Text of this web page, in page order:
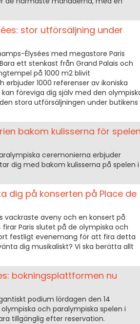
stor utförsäljning under
Élysées med megastore Paris
ett stenkast från Grand Palais och
på 1000 m2 blivit
1000 referenser av ikoniska
föreviga dig själv med den
stora utförsäljningen under butikens
bakom kulisserna för
ceremonierna erbjuder
dig med bakom kulisserna på spelen i
dig på konserten på Place de
vackraste aveny och en konsert på
Paris slutet på de olympiska och
festligt evenemang för att fira detta
dig musikaliskt? Vi ska berätta allt
bokningsplattformen nu
podium lördagen den 14
och paralympiska spelen i
tillgänglig efter reservation.